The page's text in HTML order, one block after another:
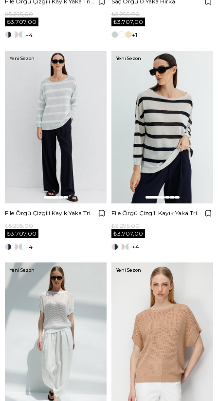
₺3.707,00
₺5.295,00
+4
₺3.707,00
₺5.295,00
+1
File Örgü Çizgili Kayık Yaka Triko
₺3.707,00
₺5.295,00
+4
Yeni Sezon
File Örgü Çizgili Kayık Yaka Triko
₺3.707,00
₺5.295,00
+4
Yeni Sezon
Yeni Sezon Yeni Sezon